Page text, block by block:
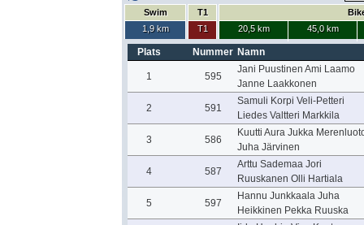
Swim
1,9 km
T1
T1
20,5 km
45,0 km
Plats Nummer Namn
1 595
Jani Puustinen Ami Laamo
Janne Laakkonen
2 591
Samuli Korpi Veli-Petteri
Liedes Valtteri Markkila
3 586
Kuutti Aura Jukka
Juha Järvinen
4 587
Arttu Sademaa Jori
Ruuskanen Olli Hartiala
5 597
Hannu Junkkaala Juha
Heikkinen Pekka Ruuska